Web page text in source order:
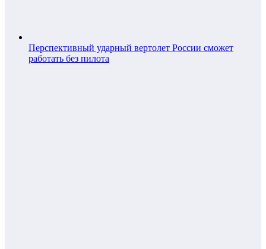
Перспективный ударный вертолет России сможет
работать без пилота